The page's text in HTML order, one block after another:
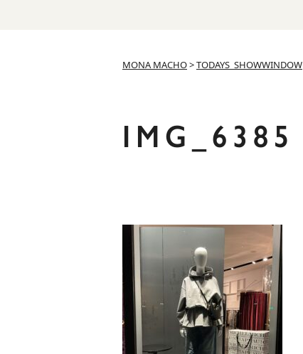
MONA MACHO>TODAYS_SHOWWINDOW
IMG_6385